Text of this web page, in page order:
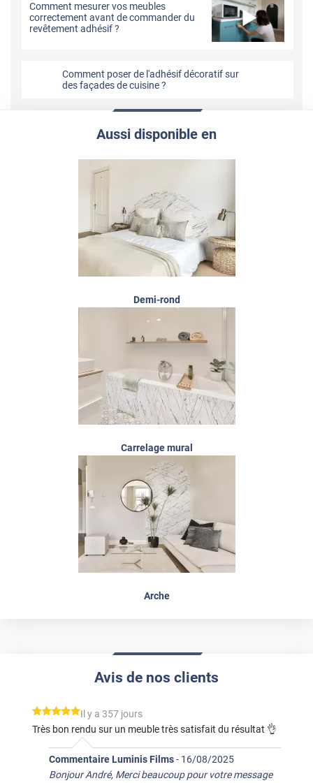
Comment mesurer vos meubles
correctement avant de commander du
revêtement adhésif ?
Comment poser de l'adhésif décoratif sur
des façades de cuisine ?
Aussi disponible en
Demi-rond
Carrelage mural
Arche
Avis de nos clients
*****
Il y a 357 jours
Très bon rendu sur un meuble très satisfait du résultat 👌
Commentaire Luminis Films- 16/08/2025
Bonjour André, Merci beaucoup pour votre message